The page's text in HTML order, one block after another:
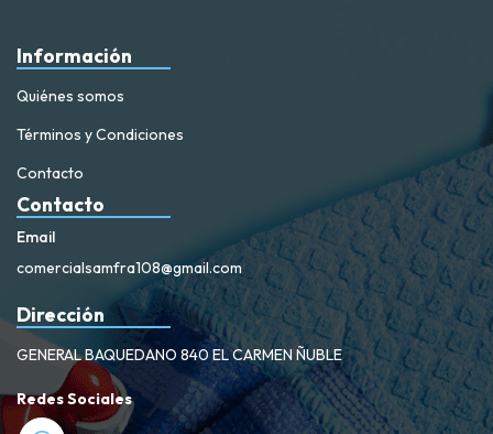
Información
Quiénes somos
Términos y Condiciones
Contacto
Contacto
Email
comercialsamfra108@gmail.com
Dirección
GENERAL BAQUEDANO 840 EL CARMEN ÑUBLE
Redes Sociales